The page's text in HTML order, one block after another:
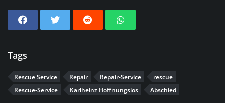
Tags
Rescue Service Repair Repair-Service
rescue
Rescue-Service
Karlheinz Hoffnungslos Abschied